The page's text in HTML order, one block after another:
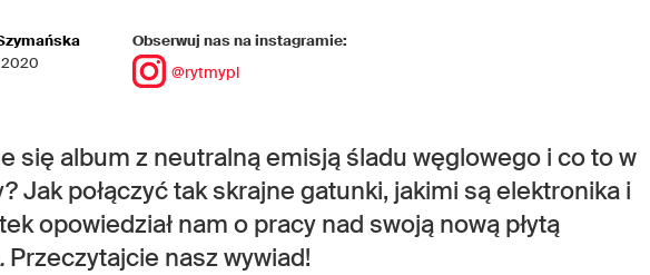
2020
Obserwuj nas na instagramie:
@rytmypl
się album z neutralną emisją śladu węglowego i co to w
Jak połączyć tak skrajne gatunki, jakimi są elektronika i
opowiedział nam o pracy nad swoją nową płytą
Przeczytajcie nasz wywiad!